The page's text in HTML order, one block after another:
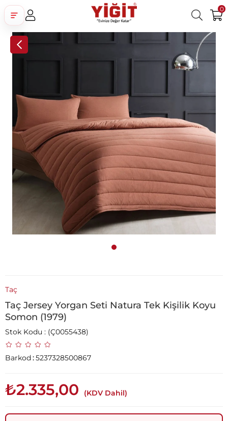
0
Üye Girişi Üye Ol Facebook İle Bağlan
Google İle Bağlan
Taç
Taç Jersey Yorgan Seti Natura Tek Kişilik Koyu
Somon (1979)
Stok Kodu (Ç0055438)
Barkod:5237328500867
₺2.335,00 (KDV Dahil)